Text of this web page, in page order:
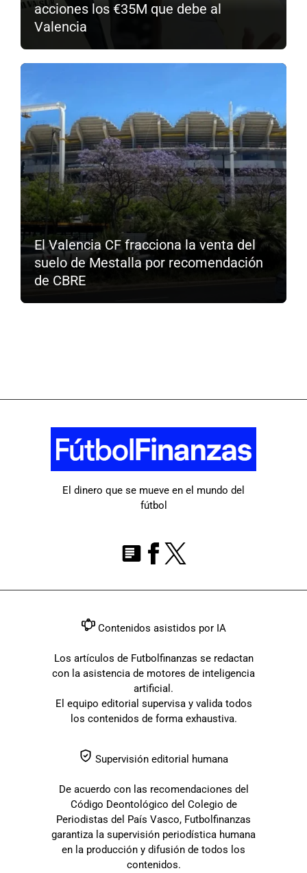
acciones los €35M que debe al
Valencia
El Valencia CF fracciona la venta del
suelo de Mestalla por recomendación
de CBRE
El dinero que se mueve en el mundo del
fútbol
Contenidos asistidos por IA
Los artículos de Futbolfinanzas se redactan
con la asistencia de motores de inteligencia
artificial.
El equipo editorial supervisa y valida todos
los contenidos de forma exhaustiva.
Supervisión editorial humana
De acuerdo con las recomendaciones del
Código Deontológico del Colegio de
Periodistas del País Vasco, Futbolfinanzas
garantiza la supervisión periodística humana
en la producción y difusión de todos los
contenidos.